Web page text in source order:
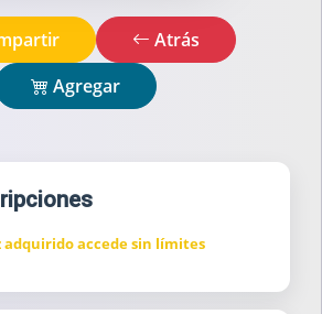
Atrás
Agregar
adquirido accede sin límites